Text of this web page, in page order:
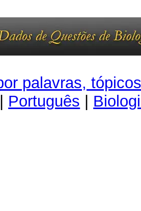
palavras,
Português |